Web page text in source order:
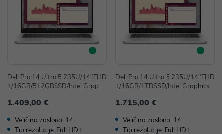
Dell Pro 14 Ultra 5 235U/14"FHD
+/16GB/512GBSSD/Intel Graphi
1.409,00 €
Veličina zaslona: 14
Tip rezolucije: Full HD+
Dell Pro 14 Ultra 5 235U/14"FHD
+/16GB/1TBSSD/Intel Graphics/F
1.715,00 €
Veličina zaslona: 14
Tip rezolucije: Full HD+